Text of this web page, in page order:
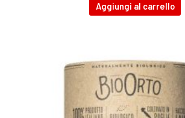
Aggiungi al carrello